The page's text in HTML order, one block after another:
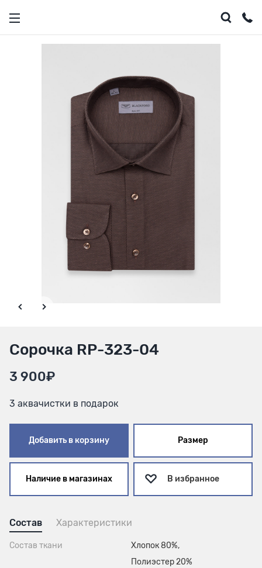
Сорочка RP-323-04
3 900₽
3 аквачистки в подарок
Добавить в корзину Размер
Наличие в магазинах В избранное
Состав Характеристики
Состав ткани
Хлопок 80%,
Полиэстер 20%